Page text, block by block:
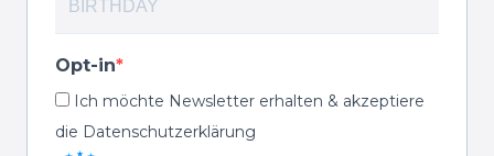
Opt-in
Ich möchte Newsletter erhalten & akzeptiere
die Datenschutzerklärung